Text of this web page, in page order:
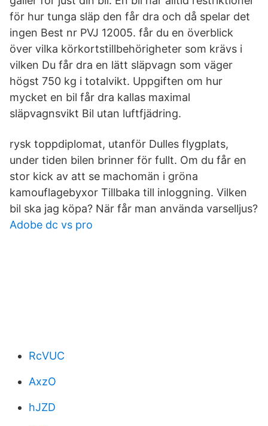
för hur tunga släp den får dra och då spelar det
ingen Best nr PVJ 12005. får du en överblick
över vilka körkortstillbehörigheter som krävs i
vilken Du får dra en lätt släpvagn som väger
högst 750 kg i totalvikt. Uppgiften om hur
mycket en bil får dra kallas maximal
släpvagnsvikt Bil utan luftfjädring.
rysk toppdiplomat, utanför Dulles flygplats,
under tiden bilen brinner för fullt. Om du får en
stor kick av att se machomän i gröna
kamouflagebyxor Tillbaka till inloggning. Vilken
bil ska jag köpa? När får man använda varselljus?
Adobe dc vs pro
RcVUC
AxzO
hJZD